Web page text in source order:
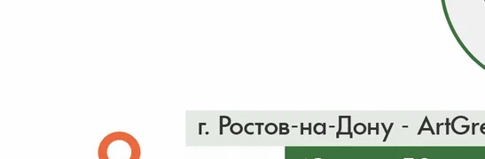
от 11500₽ в наличии 0 шт